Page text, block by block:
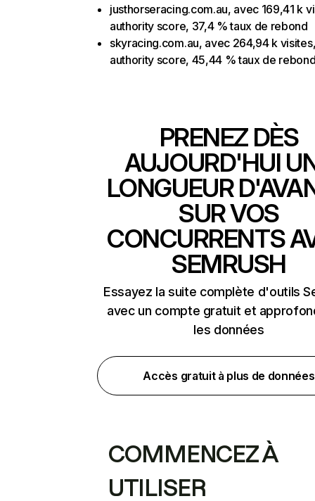
justhorseracing.com.au, avec 169,41 k
authority score, 37,4 % taux de rebond
skyracing.com.au, avec 264,94 k
authority score, 45,44 % taux de
PRENEZ DÈS
AUJOURD'HUI
LONGUEUR
SUR VOS
CONCURRENTS
SEMRUSH
Essayez la suite complète d'outils
avec un compte gratuit et
les données
Accès gratuit à plus de données
COMMENCEZ À
UTILISER